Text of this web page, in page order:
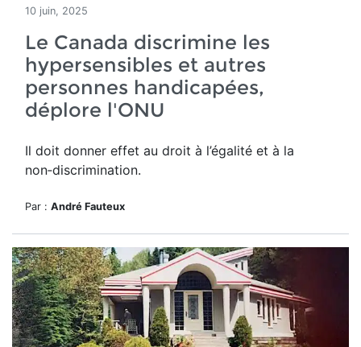
10 juin, 2025
Le Canada discrimine les
hypersensibles et autres
personnes handicapées,
déplore l'ONU
Il doit donner effet au droit à l’égalité et à la
non‑discrimination.
Par : André Fauteux